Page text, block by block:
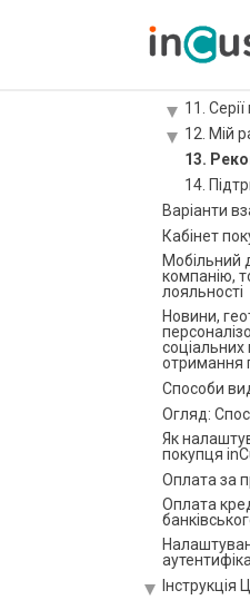
8. Серії
9. Біржа
11.
12. Мій
13.
14.
Варіанти
Кабінет
Мобільний
компанію,
лояльності
Новини,
отримання
Способи
Огляд:
Як
покупця
Оплата за
Оплата